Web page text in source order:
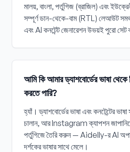
মালয়, বাংলা, পর্তুগিজ (ব্রাজিল) এবং
সম্পূর্ণ ডান-থেকে-বাম (RTL) লেআউট
এবং AI কনটেন্ট জেনারেশন উভয়ই পুরো সেট
আমি কি আমার ড্যাশবোর্ডের ভাষা
করতে পারি?
হ্যাঁ। ড্যাশবোর্ডের ভাষা এবং কনটেন্টের
চালান, আর Instagram ক্যাপশন
পর্তুগিজে তৈরি করুন — Aidelly-র AI
দর্শকের ভাষার সাথে মেলে।